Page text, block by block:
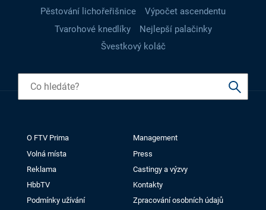
Pěstování lichořeřišnice
Výpočet ascendentu
Tvarohové knedlíky
Nejlepší palačinky
Švestkový koláč
O FTV Prima
Management
Volná místa
Press
Reklama
Castingy a výzvy
HbbTV
Kontakty
Podmínky užívání
Zpracování osobních údajů